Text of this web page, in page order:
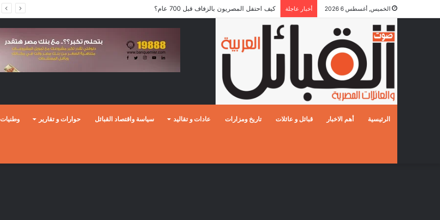
الخميس, أغسطس 6 2026 أخبار عاجلة 5 قوافل إماراتية تعبر إلى قطاع غزة محملة بـ792 طناً من المساعدات الإنسانية
الرئيسية أهم الاخبار قبائل و عائلات تاريخ ومزارات عادات و تقاليد سياسة واقتصاد القبائل حوارات و تقارير وطنيات